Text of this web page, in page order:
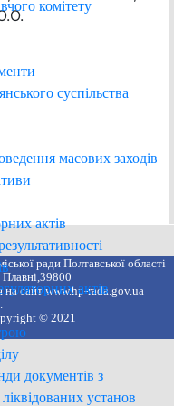
комітету
суспільства
масових заходів
актів
актів
документів з
установ
ради Полтавської області
на сайт www.hp-rada.gov.ua
© 2021